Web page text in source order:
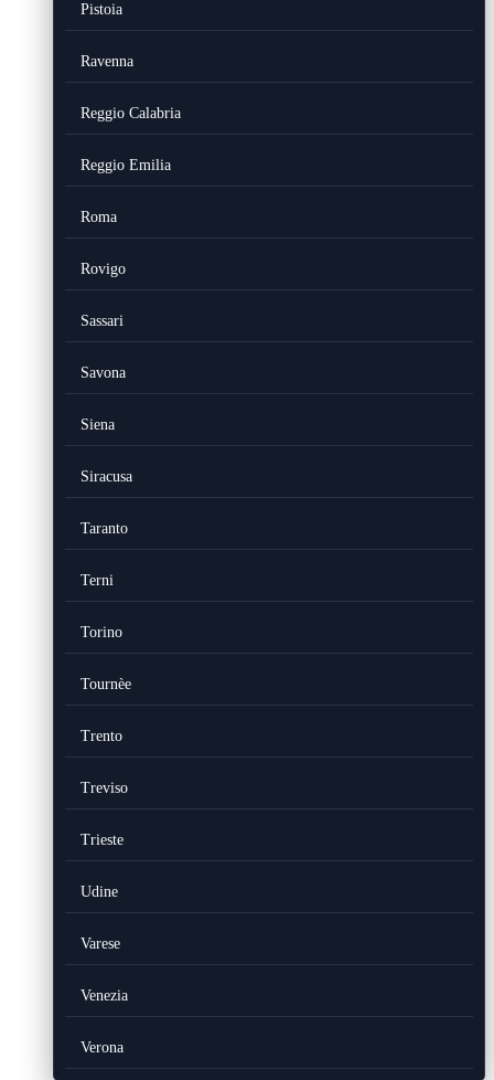
Pistoia
Ravenna
Reggio Calabria
Reggio Emilia
Roma
Rovigo
Sassari
Savona
Siena
Siracusa
Taranto
Terni
Torino
Tournèe
Trento
Treviso
Trieste
Udine
Varese
Venezia
Verona